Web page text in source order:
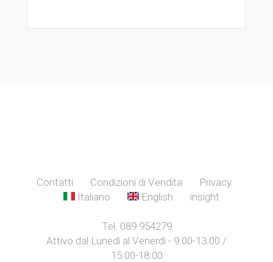
Contatti Condizioni di Vendita
Privacy
Italiano
English insight
Tel. 089 954279
Attivo dal Lunedì al Venerdì - 9:00-13:00 /
15:00-18:00